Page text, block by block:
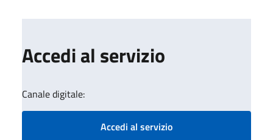
Accedi al servizio
Canale digitale:
Accedi al servizio